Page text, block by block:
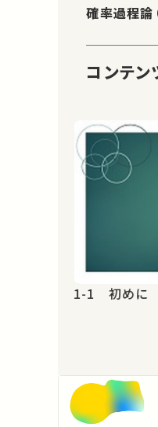
確率過程論
コンテン
1-1 初めに